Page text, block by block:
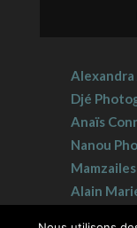
Alexandra
Djé
Anaïs
Nanou
Mamzailes
Alain